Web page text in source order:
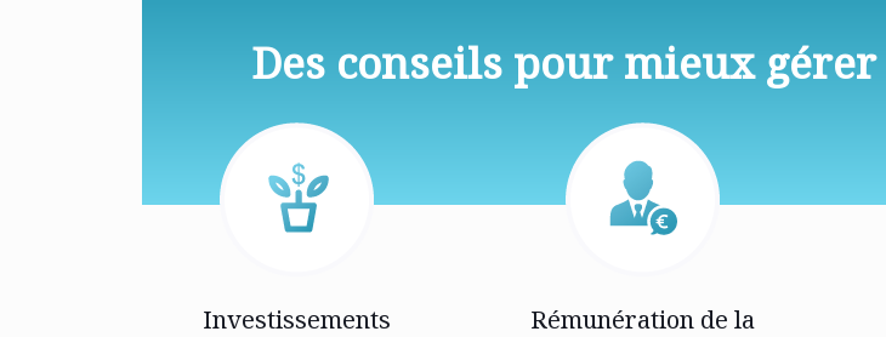
Des conseils pour mieux
Investissements
Rémunération de la